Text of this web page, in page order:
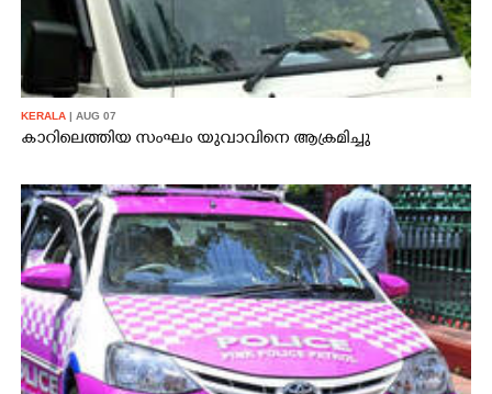
KERALA | AUG 07
കാറിലെത്തിയ സംഘം യുവാവിനെ ആക്രമിച്ചു